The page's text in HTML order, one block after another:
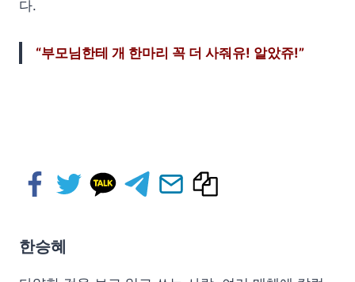
다.
“부모님한테 개 한마리 꼭 더 사줘유! 알았쥬!”
한승혜